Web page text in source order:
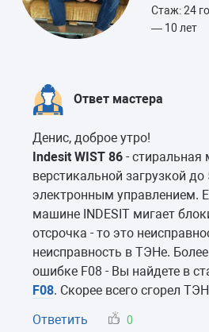
Стаж: 24
— 10 лет
Ответ мастера
Денис, доброе утро!
Indesit WIST 86 -
верстикальной загрузкой до
электронным управлением.
машине INDESIT мигает
отсрочка - то это
неисправность в ТЭНе.
ошибке F08 - Вы найдете в
F08. Скорее всего сгорел
Ответить
0